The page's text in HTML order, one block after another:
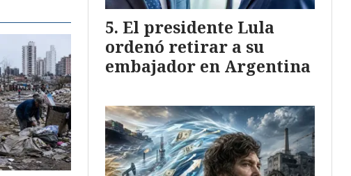
El presidente Lula
ordenó retirar a su
embajador en Argentina